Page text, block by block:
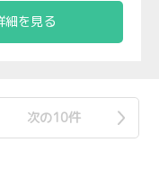
細を見る
次の10件